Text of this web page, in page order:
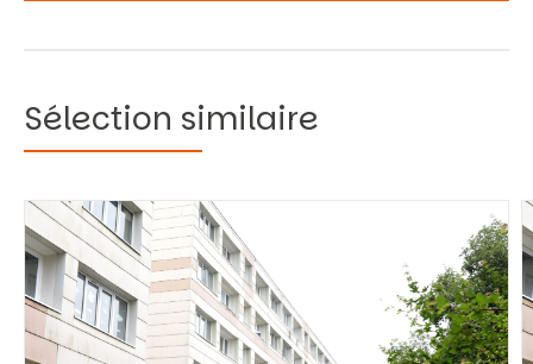
Vous recherchez&nbsp;:
Sélection similaire